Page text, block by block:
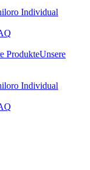
Individual
ProdukteUnsere
Individual